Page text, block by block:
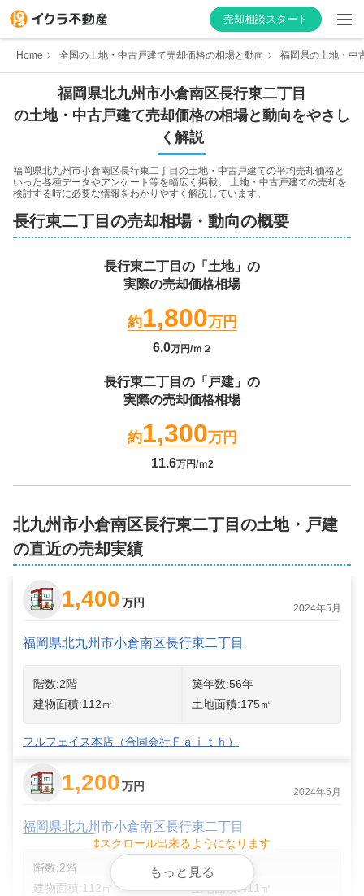
売却相談スタート
はじめての方へ
不動産会社を探す
不動産会社向け情報
Home 全国の土地・中古戸建て売却価格の相場と動向 福岡県の土地・中
福岡県北九州市小倉南区長行東二丁目
の土地・中古戸建て売却価格の相場と動向をやさし
く解説
福岡県北九州市小倉南区長行東二丁目 の土地・中古戸建ての平均売却価格と
いった各種データやアンケート等を幅広く掲載。 土地・中古戸建ての売却を
検討する時に必要な情報をわかりやすく解説しています。
長行東二丁目 の売却相場・動向の概要
長行東二丁目 の「土地」の
実際の売却価格相場
約1,800万円
6.0万円/ｍ２
長行東二丁目 の「戸建」の
実際の売却価格相場
約1,300万円
11.6万円/ｍ2
北九州市小倉南区長行東二丁目の土地・戸建
の直近の売却実績
1,400万円 2024年5月
福岡県北九州市小倉南区長行東二丁目
階数:2階 築年数:56年
建物面積:112㎡ 土地面積:175㎡
フルフェイス本店（合同会社Ｆａｉｔｈ）
1,200万円 2024年5月
福岡県北九州市小倉南区長行東二丁目
階数:2階 築年数:
56年
建物面積:112㎡ 土地面積:411 ㎡
スクロール出来るようになります
もっと見る